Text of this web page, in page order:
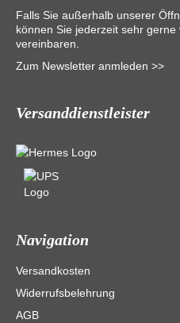
Falls Sie außerhalb unserer
können Sie jederzeit sehr gerne
vereinbaren.
Zum Newsletter anmleden >>
Versanddienstleister
Navigation
Versandkosten
Widerrufsbelehrung
AGB